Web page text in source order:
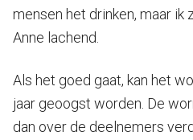
mensen het drinken, maar ik
Anne lachend.
Als het goed gaat, kan het
jaar geoogst worden. De
dan over de deelnemers